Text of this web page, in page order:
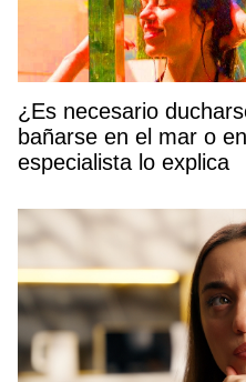
¿Es necesario
bañarse en el mar o
especialista lo explica